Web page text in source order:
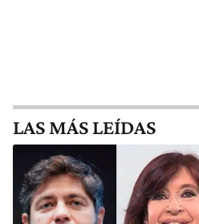
LAS MÁS LEÍDAS